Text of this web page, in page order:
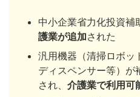
中小企業省力化投資補
護業が追加された
汎用機器（清掃ロボッ
ディスペンサー等）が
され、 介護業で利用可